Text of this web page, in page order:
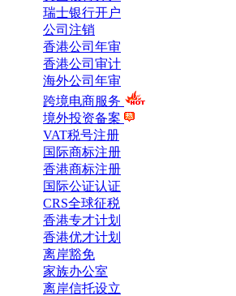
瑞士银行开户
公司注销
香港公司年审
香港公司审计
海外公司年审
跨境电商服务
境外投资备案
VAT税号注册
国际商标注册
香港商标注册
国际公证认证
CRS全球征税
香港专才计划
香港优才计划
离岸豁免
家族办公室
离岸信托设立